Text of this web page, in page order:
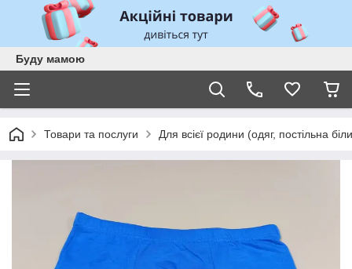
Буду мамою
Товари та послуги Для всієї родини (одяг, постільна